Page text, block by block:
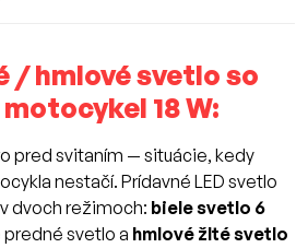
/ hmlové svetlo so
18 W:
pred svitaním — situácie, kedy
nestačí. Prídavné LED svetlo
v dvoch režimoch: biele svetlo 6
svetlo a hmlové žlté svetlo